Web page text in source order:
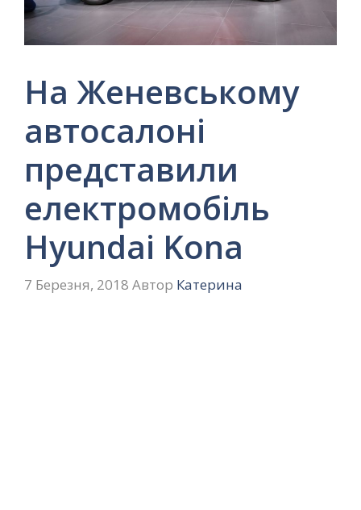
На Женевському
автосалоні
представили
електромобіль
Hyundai Kona
7 Березня, 2018 Автор Катерина